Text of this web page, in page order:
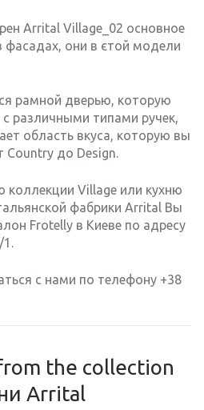
Arrital Village_02 основное
фасадах, они в єтой модели
рамной дверью, которую
различными типами ручек,
область вкуса, которую вы
Country до Design.
коллекции Village или кухню
фабрики Arrital Вы
Frotelly в Киеве по адресу
с нами по телефону +38
the collection
Arrital